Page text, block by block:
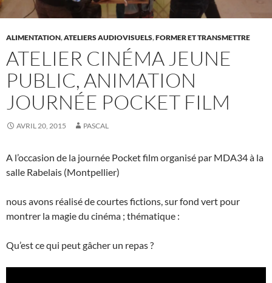
ALIMENTATION,ATELIERS AUDIOVISUELS,FORMER ET TRANSMETTRE
ATELIER CINÉMA JEUNE
PUBLIC, ANIMATION
JOURNÉE POCKET FILM
AVRIL 20, 2015 PASCAL
A l’occasion de la journée Pocket film organisé par MDA34 à la
salle Rabelais (Montpellier)
nous avons réalisé de courtes fictions, sur fond vert pour
montrer la magie du cinéma ; thématique :
Qu’est ce qui peut gâcher un repas ?